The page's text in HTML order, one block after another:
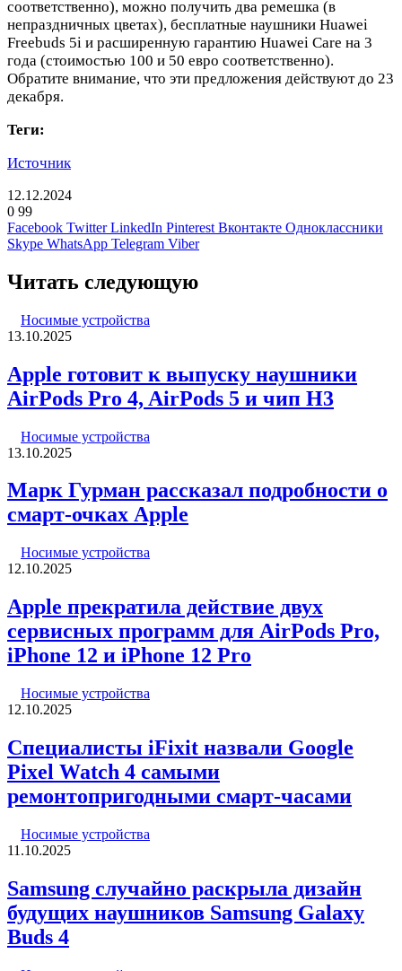
соответственно), можно получить два ремешка (в
непраздничных цветах), бесплатные наушники Huawei
Freebuds 5i и расширенную гарантию Huawei Care на 3
года (стоимостью 100 и 50 евро соответственно).
Обратите внимание, что эти предложения действуют до 23
декабря.
Теги:
Источник
12.12.2024
0 99
Facebook Twitter LinkedIn Pinterest Вконтакте Одноклассники
Skype WhatsApp Telegram Viber
Читать следующую
Носимые устройства
13.10.2025
Apple готовит к выпуску наушники
AirPods Pro 4, AirPods 5 и чип H3
Носимые устройства
13.10.2025
Марк Гурман рассказал подробности о
смарт-очках Apple
Носимые устройства
12.10.2025
Apple прекратила действие двух
сервисных программ для AirPods Pro,
iPhone 12 и iPhone 12 Pro
Носимые устройства
12.10.2025
Специалисты iFixit назвали Google
Pixel Watch 4 самыми
ремонтопригодными смарт-часами
Носимые устройства
11.10.2025
Samsung случайно раскрыла дизайн
будущих наушников Samsung Galaxy
Buds 4